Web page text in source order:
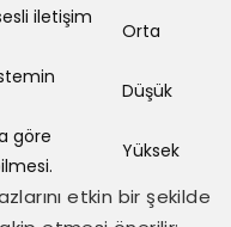
iletişim
Orta
Düşük
göre
Yüksek
etkin bir şekilde